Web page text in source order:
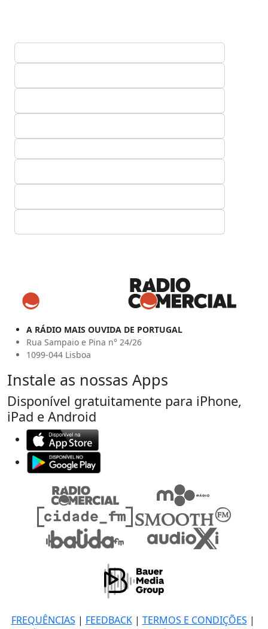
A RÁDIO MAIS OUVIDA DE PORTUGAL
Rua Sampaio e Pina n° 24/26
1099-044 Lisboa
Instale as nossas Apps
Disponível gratuitamente para iPhone,
iPad e Android
FREQUÊNCIAS | FEEDBACK| TERMOS E CONDIÇÕES |